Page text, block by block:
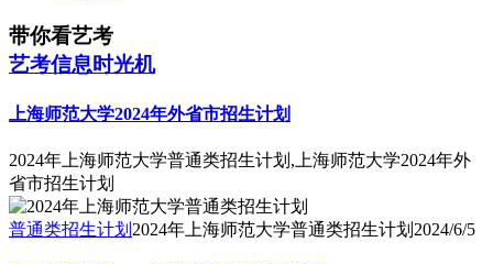
带你看艺考
艺考信息时光机
上海师范大学2024年外省市招生计划
2024年上海师范大学普通类招生计划,上海师范大学2024年外
省市招生计划
普通类招生计划 2024年上海师范大学普通类招生计划 2024/6/5